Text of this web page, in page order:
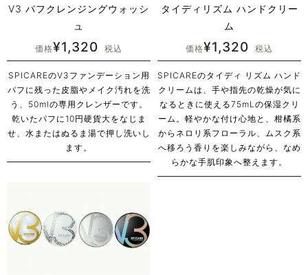
V3 パフクレンジングウォッシ
ュ
価格¥1,320 税込
SPICAREのV3ファンデーション用
パフに残った皮脂やメイク汚れを洗
う、50mlの専用クレンザーです。
乾いたパフに10円硬貨大をなじま
せ、水またはぬるま湯で押し洗いし
ます。
タイディリズム ハンドクリー
ム
価格¥1,320 税込
SPICAREのタイディ リズム ハンド
クリームは、手や指先の乾燥が気に
なるときに使える75mLの保湿クリ
ーム。軽やかな付け心地と、柑橘系
からネロリ系フローラル、ムスク系
へ移ろう香りを楽しみながら、なめ
らかな手肌印象へ整えます。